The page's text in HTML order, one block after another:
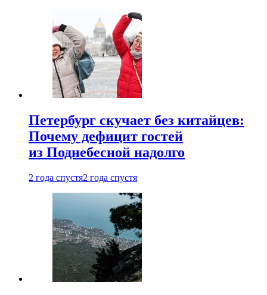
Петербург скучает без китайцев:
Почему дефицит гостей
из Поднебесной надолго
2 года спустя2 года спустя